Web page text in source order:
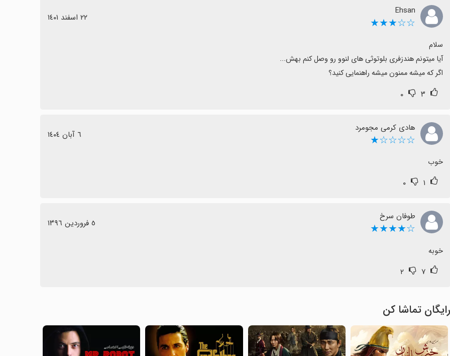
Ehsan
☆☆★★★ ٢٢ اسفند ١٤٠١
اگر که میشه ممنون میشه راهنمایی کنید؟
۳ ۰
هادی کرمی مجومرد
☆☆☆☆★ ٦ آبان ١٤٠٤
خوب
۱ ۰
طوفان سرخ
☆★★★★ ٥ فروردین ١٣٩٦
خوبه
۷ ۲
رایگان تماشا کن